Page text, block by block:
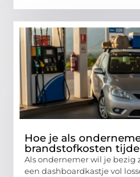
Hoe je als
brandstofkosten
Als ondernemer wil je bezig
een dashboardkastje vol